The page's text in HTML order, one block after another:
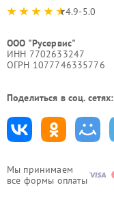
Мы принимаем
все формы оплаты
4.9-5.0
ООО "Русервис"
ИНН 7702633247
ОГРН 1077746335776
Поделиться в соц. сетях: